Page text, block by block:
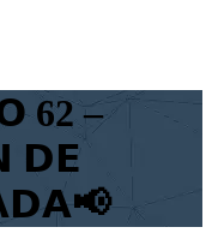
62 –
𝗗𝗘